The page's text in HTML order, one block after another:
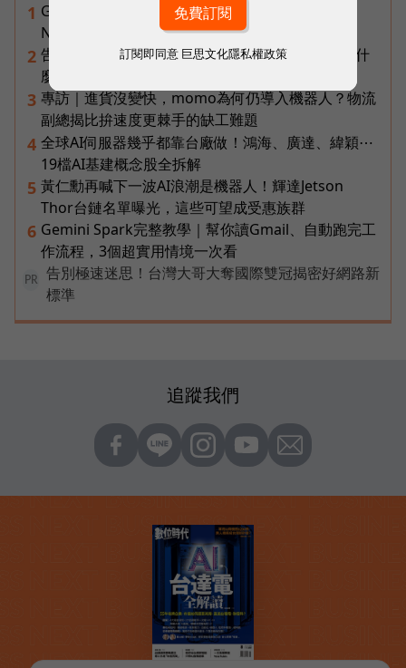
1 Gemini完整教學地圖！37篇實測整理，
Notebooks、Spark、提示詞架構全打包
2 告別「極速迷思」！Opensignal 國際評比揭密：什
麼才是 5G 時代的好網路？
3 專訪｜進貨沒變快，momo為何仍導入機器人？物流
副總揭比拚速度更棘手的缺工難題
4 全球AI伺服器幾乎都靠台廠做！鴻海、廣達、緯穎⋯
19檔AI基建概念股全拆解
5 黃仁勳再喊下一波AI浪潮是機器人！輝達Jetson
Thor台鏈名單曝光，這些可望成受惠族群
6 Gemini Spark完整教學｜幫你讀Gmail、自動跑完工
作流程，3個超實用情境一次看
PR
告別極速迷思！台灣大哥大奪國際雙冠揭密好網路新
標準
追蹤我們
訂閱即同意 巨思文化隱私權政策